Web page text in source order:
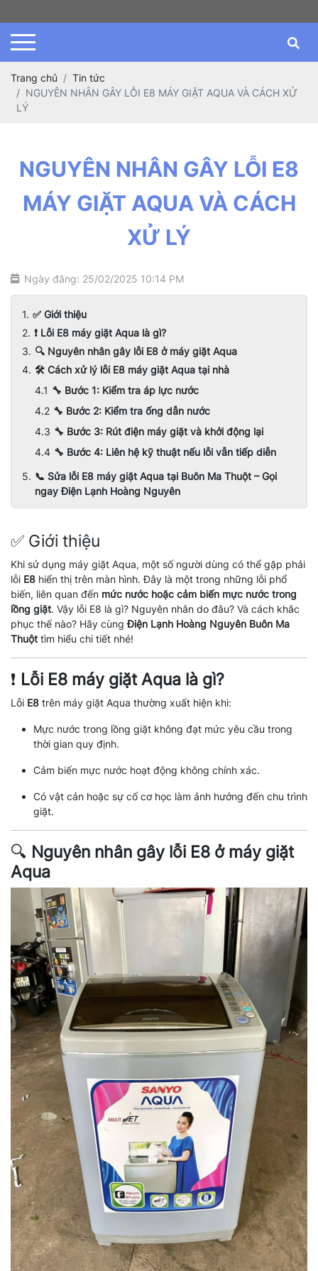
Trang chủ
Tin tức
NGUYÊN NHÂN GÂY LỖI E8 MÁY GIẶT AQUA VÀ CÁCH XỬ
LÝ
NGUYÊN NHÂN GÂY LỖI E8
MÁY GIẶT AQUA VÀ CÁCH
XỬ LÝ
Ngày đăng: 25/02/2025 10:14 PM
✅ Giới thiệu
❗ Lỗi E8 máy giặt Aqua là gì?
🔍 Nguyên nhân gây lỗi E8 ở máy giặt Aqua
🛠️ Cách xử lý lỗi E8 máy giặt Aqua tại nhà
🔧 Bước 1: Kiểm tra áp lực nước
🔧 Bước 2: Kiểm tra ống dẫn nước
🔧 Bước 3: Rút điện máy giặt và khởi động lại
🔧 Bước 4: Liên hệ kỹ thuật nếu lỗi vẫn tiếp diễn
📞 Sửa lỗi E8 máy giặt Aqua tại Buôn Ma Thuột – Gọi
ngay Điện Lạnh Hoàng Nguyên
✅ Giới thiệu
Khi sử dụng máy giặt Aqua, một số người dùng có thể gặp phải
lỗi E8 hiển thị trên màn hình. Đây là một trong những lỗi phổ
biến, liên quan đến mức nước hoặc cảm biến mực nước trong
lồng giặt. Vậy lỗi E8 là gì? Nguyên nhân do đâu? Và cách khắc
phục thế nào? Hãy cùngĐiện Lạnh Hoàng Nguyên Buôn Ma
Thuột tìm hiểu chi tiết nhé!
❗ Lỗi E8 máy giặt Aqua là gì?
Lỗi E8 trên máy giặt Aqua thường xuất hiện khi:
Mực nước trong lồng giặt không đạt mức yêu cầu trong
thời gian quy định.
Cảm biến mực nước hoạt động không chính xác.
Có vật cản hoặc sự cố cơ học làm ảnh hưởng đến chu trình
giặt.
🔍 Nguyên nhân gây lỗi E8 ở máy giặt
Aqua